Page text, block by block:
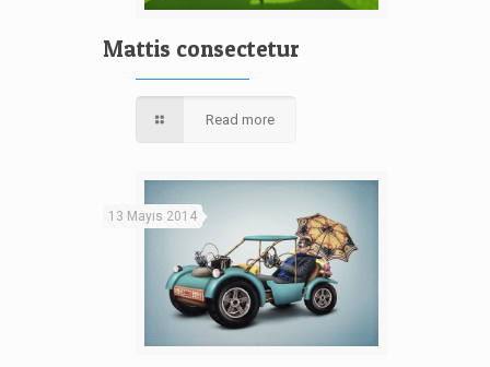
Mattis consectetur
Read more
13 Mayıs 2014